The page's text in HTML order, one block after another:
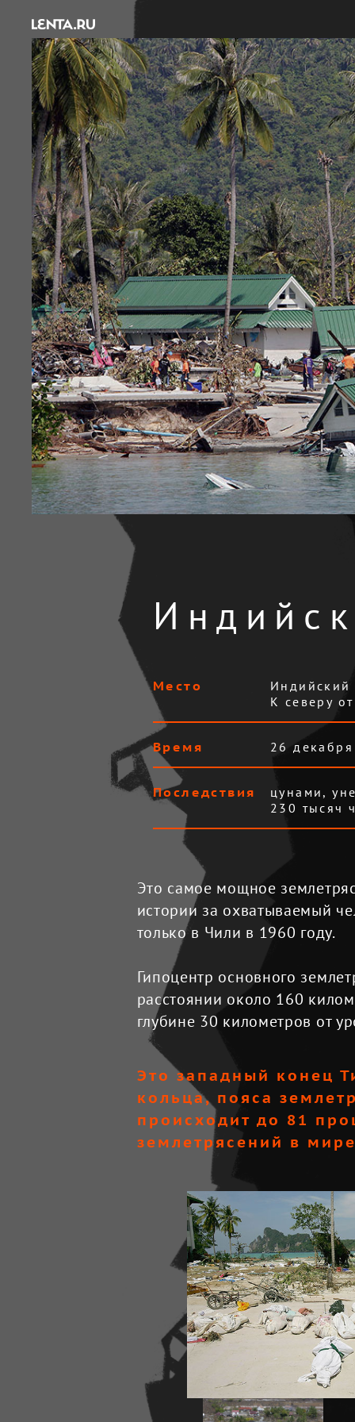
Индийский
К северу
Время 26
Последствия
цунами,
230 тысяч
Это самое мощное
истории за охватываемый
только в Чили в 1960 году.
Гипоцентр основного
расстоянии около 160
глубине 30 километров от
Это западный конец
кольца, пояса
происходит до 81
землетрясений в